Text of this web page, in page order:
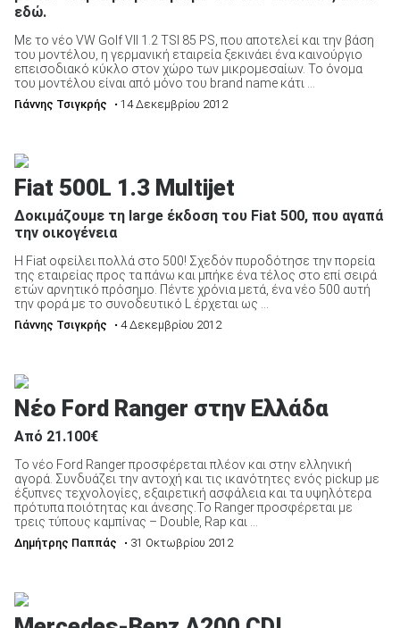
εδώ.
Με το νέο VW Golf VII 1.2 TSI 85 PS, που αποτελεί και την βάση
του μοντέλου, η γερμανική εταιρεία ξεκινάει ένα καινούργιο
επεισοδιακό κύκλο στον χώρο των μικρομεσαίων. Το όνομα
του μοντέλου είναι από μόνο του brand name κάτι ...
Γιάννης Τσιγκρής • 14 Δεκεμβρίου 2012
Fiat 500L 1.3 Multijet
Δοκιμάζουμε τη large έκδοση του Fiat 500, που αγαπά
την οικογένεια
Η Fiat οφείλει πολλά στο 500! Σχεδόν πυροδότησε την πορεία
της εταιρείας προς τα πάνω και μπήκε ένα τέλος στο επί σειρά
ετών αρνητικό πρόσημο. Πέντε χρόνια μετά, ένα νέο 500 αυτή
την φορά με το συνοδευτικό L έρχεται ως ...
Γιάννης Τσιγκρής • 4 Δεκεμβρίου 2012
Νέο Ford Ranger στην Ελλάδα
Από 21.100€
Το νέο Ford Ranger προσφέρεται πλέον και στην ελληνική
αγορά. Συνδυάζει την αντοχή και τις ικανότητες ενός pickup με
έξυπνες τεχνολογίες, εξαιρετική ασφάλεια και τα υψηλότερα
πρότυπα ποιότητας και άνεσης.Το Ranger προσφέρεται με
τρεις τύπους καμπίνας – Double, Rap και ...
Δημήτρης Παππάς • 31 Οκτωβρίου 2012